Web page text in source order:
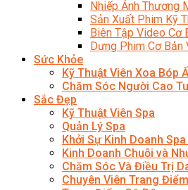
Nhiếp Ảnh Thương
Sản Xuất Phim Kỹ
Biên Tập Video Cơ
Dựng Phim Cơ
Sức Khỏe
Kỹ Thuật Viên Xoa Bóp
Chăm Sóc Người Cao
Sắc Đẹp
Kỹ Thuật Viên Spa
Quản Lý Spa
Khởi Sự Kinh Doanh
Kinh Doanh Chuỗi và
Chăm Sóc Và Điều Trị
Chuyên Viên Trang Điểm